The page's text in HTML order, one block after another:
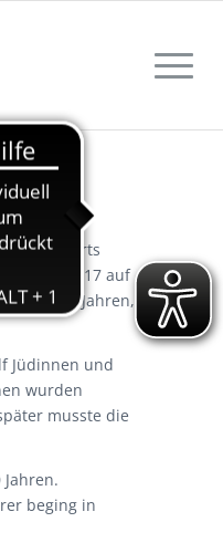
1817 auf
1860er Jahren,
Jüdinnen und
wurden
musste die
beging in